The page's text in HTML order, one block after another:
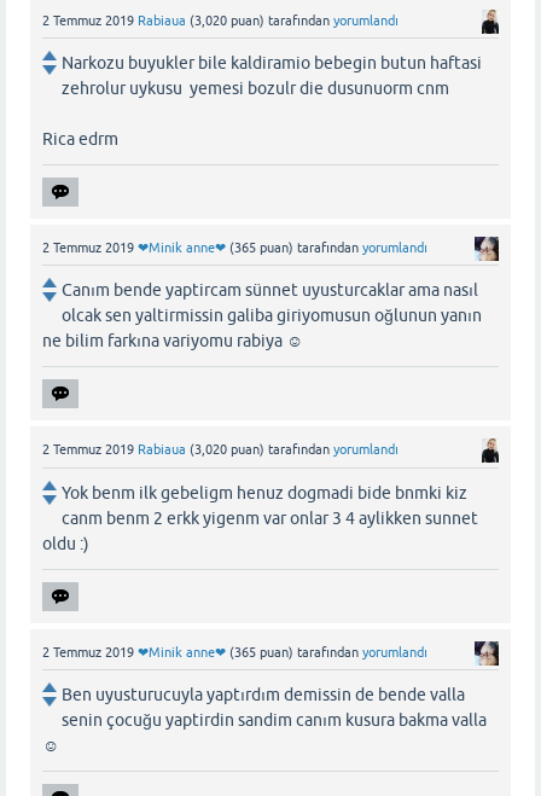
2 Temmuz 2019 Rabiaua (3,020 puan) tarafından yorumlandı
Narkozu buyukler bile kaldiramio bebegin butun haftasi
zehrolur uykusu yemesi bozulr die dusunuorm cnm
Rica edrm
2 Temmuz 2019 ❤Minik anne❤ (365 puan) tarafından yorumlandı
Canım bende yaptircam sünnet uyusturcaklar ama nasıl
olcak sen yaltirmissin galiba giriyomusun oğlunun yanın
ne bilim farkına variyomu rabiya ☺
2 Temmuz 2019 Rabiaua (3,020 puan) tarafından yorumlandı
Yok benm ilk gebeligm henuz dogmadi bide bnmki kiz
canm benm 2 erkk yigenm var onlar 3 4 aylikken sunnet
oldu :)
2 Temmuz 2019 ❤Minik anne❤ (365 puan) tarafından yorumlandı
Ben uyusturucuyla yaptırdım demissin de bende valla
senin çocuğu yaptirdin sandim canım kusura bakma valla
☺